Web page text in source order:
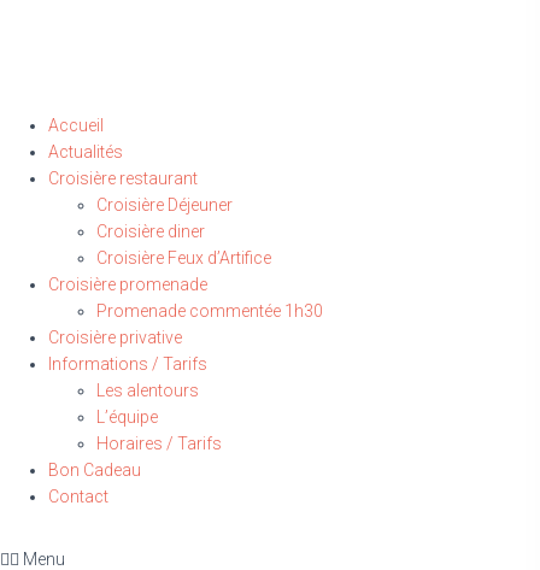
Accueil
Actualités
Croisière restaurant
Croisière Déjeuner
Croisière diner
Croisière Feux d’Artifice
Croisière promenade
Promenade commentée 1h30
Croisière privative
Informations / Tarifs
Les alentours
L’équipe
Horaires / Tarifs
Bon Cadeau
Contact
Menu